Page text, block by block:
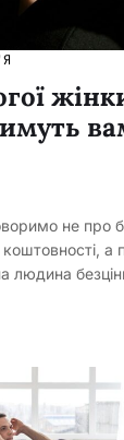
не про
а
людина